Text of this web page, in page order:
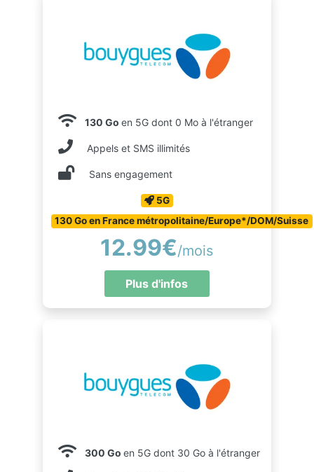
130 Go en 5G dont 0 Mo à l'étranger
Appels et SMS illimités
Sans engagement
5G
130 Go en France métropolitaine/Europe*/DOM/Suisse
12.99€/mois
Plus d'infos
300 Go en 5G dont 30 Go à l'étranger